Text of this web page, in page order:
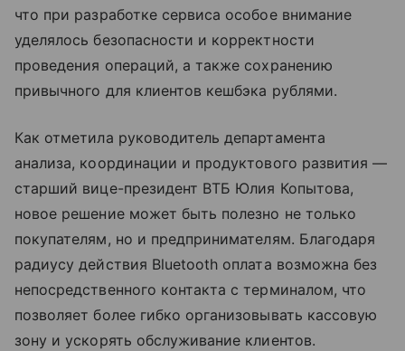
что при разработке сервиса особое внимание
уделялось безопасности и корректности
проведения операций, а также сохранению
привычного для клиентов кешбэка рублями.
Как отметила руководитель департамента
анализа, координации и продуктового развития —
старший вице-президент ВТБ Юлия Копытова,
новое решение может быть полезно не только
покупателям, но и предпринимателям. Благодаря
радиусу действия Bluetooth оплата возможна без
непосредственного контакта с терминалом, что
позволяет более гибко организовывать кассовую
зону и ускорять обслуживание клиентов.